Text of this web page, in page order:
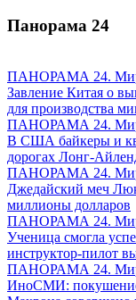
Панорама 24
ПАНОРАМА 24.
Завление Китая о
для производства
ПАНОРАМА 24.
В США байкеры и
дорогах Лонг-
ПАНОРАМА 24.
Джедайский меч
миллионы долларов
ПАНОРАМА 24.
Ученица смогла
инструктор-пилот
ПАНОРАМА 24.
ИноСМИ: